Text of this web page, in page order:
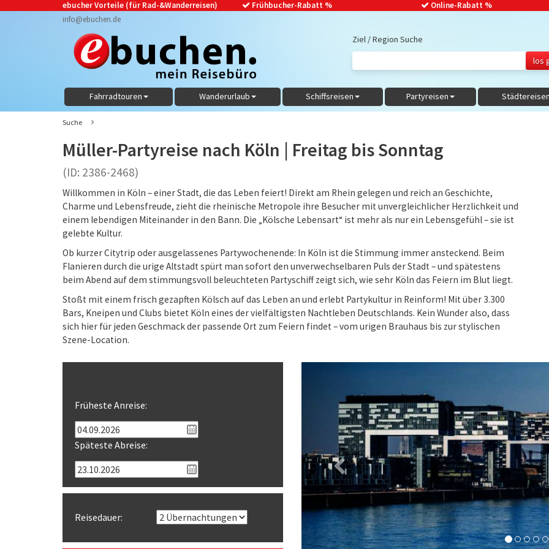
ebucher Vorteile (für Rad-&Wanderreisen) Frühbucher-Rabatt %
Online-Rabatt %
info@ebuchen.de
Ziel / Region Suche
Fahrradtouren Wanderurlaub Schiffsreisen Partyreisen
Suche
Müller-Partyreise nach Köln | Freitag bis Sonntag
(ID: 2386-2468)
Willkommen in Köln – einer Stadt, die das Leben feiert! Direkt am Rhein gelegen und reich an Geschichte,
Charme und Lebensfreude, zieht die rheinische Metropole ihre Besucher mit unvergleichlicher Herzlichkeit und
einem lebendigen Miteinander in den Bann. Die „Kölsche Lebensart“ ist mehr als nur ein Lebensgefühl – sie ist
gelebte Kultur.
Ob kurzer Citytrip oder ausgelassenes Partywochenende: In Köln ist die Stimmung immer ansteckend. Beim
Flanieren durch die urige Altstadt spürt man sofort den unverwechselbaren Puls der Stadt – und spätestens
beim Abend auf dem stimmungsvoll beleuchteten Partyschiff zeigt sich, wie sehr Köln das Feiern im Blut liegt.
Stoßt mit einem frisch gezapften Kölsch auf das Leben an und erlebt Partykultur in Reinform! Mit über 3.300
Bars, Kneipen und Clubs bietet Köln eines der vielfältigsten Nachtleben Deutschlands. Kein Wunder also, dass
sich hier für jeden Geschmack der passende Ort zum Feiern findet – vom urigen Brauhaus bis zur stylischen
Szene-Location.
Früheste Anreise:
Späteste Abreise:
Reisedauer: